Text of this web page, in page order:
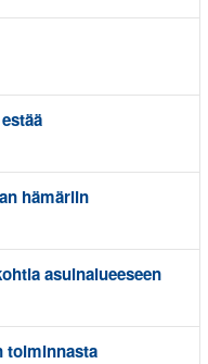
hämäriin
asuinalueeseen
toiminnasta